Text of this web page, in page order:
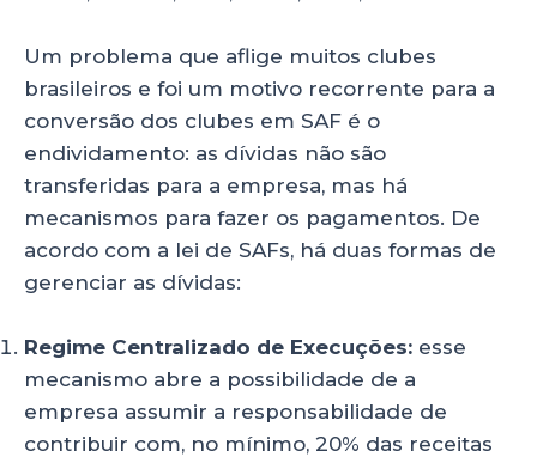
Um problema que aflige muitos clubes
brasileiros e foi um motivo recorrente para a
conversão dos clubes em SAF é o
endividamento: as dívidas não são
transferidas para a empresa, mas há
mecanismos para fazer os pagamentos. De
acordo com a lei de SAFs, há duas formas de
gerenciar as dívidas:
Regime Centralizado de Execuções: esse
mecanismo abre a possibilidade de a
empresa assumir a responsabilidade de
contribuir com, no mínimo, 20% das receitas